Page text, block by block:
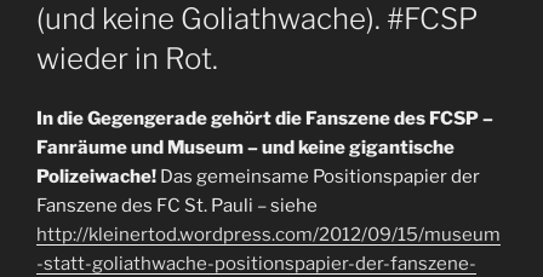
(und keine Goliathwache). #FCSP
wieder in Rot.
In die Gegengerade gehört die Fanszene des FCSP –
Fanräume und Museum – und keine gigantische
Polizeiwache! Das gemeinsame Positionspapier der
Fanszene des FC St. Pauli – siehe
http://kleinertod.wordpress.com/2012/09/15/museum
-statt-goliathwache-positionspapier-der-fanszene-